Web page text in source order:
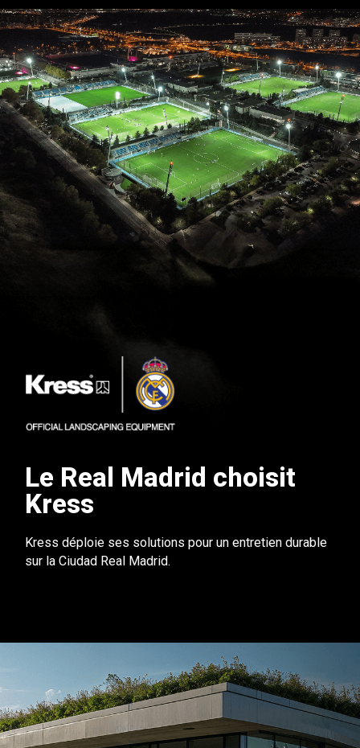
Le Real Madrid choisit
Kress
Kress déploie ses solutions pour un entretien durable
sur la Ciudad Real Madrid.